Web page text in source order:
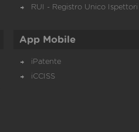
RUI - Registro Unico Ispettori
App Mobile
iPatente
iCCISS